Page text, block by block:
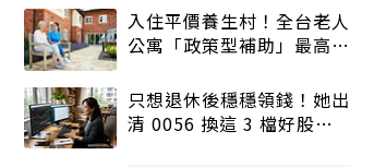
入住平價養生村！全台老人
公寓「政策型補助」最高打
只想退休後穩穩領錢！她出
清 0056 換這 3 檔好股：